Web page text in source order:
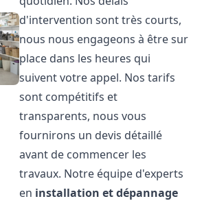
d'intervention sont très courts,
nous nous engageons à être sur
place dans les heures qui
suivent votre appel. Nos tarifs
sont compétitifs et
transparents, nous vous
fournirons un devis détaillé
avant de commencer les
travaux. Notre équipe d'experts
en installation et dépannage